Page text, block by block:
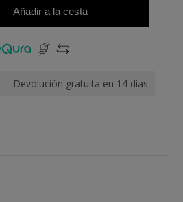
Añadir a la cesta
Devolución gratuita en 14 días